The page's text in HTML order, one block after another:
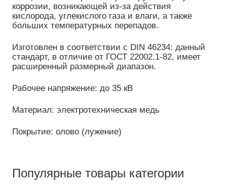
коррозии, возникающей из-за действия
кислорода, углекислого газа и влаги, а также
больших температурных перепадов.
Изготовлен в соответствии с DIN 46234: данный
стандарт, в отличие от ГОСТ 22002.1-82, имеет
расширенный размерный диапазон.
Рабочее напряжение: до 35 кВ
Материал: электротехническая медь
Покрытие: олово (лужение)
Популярные товары категории